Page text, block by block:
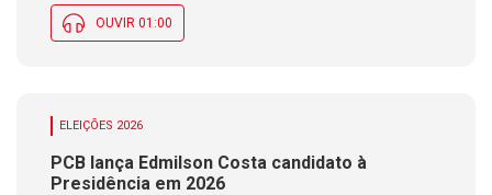
OUVIR 01:00
ELEIÇÕES 2026
PCB lança Edmilson Costa candidato à
Presidência em 2026